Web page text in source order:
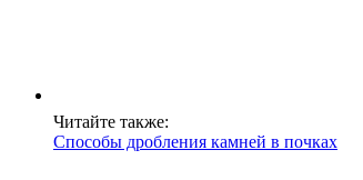
Читайте также:
Способы дробления камней в почках